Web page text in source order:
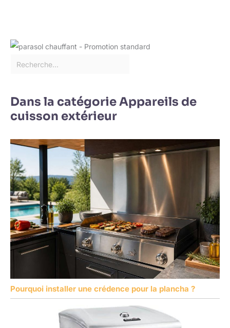
Dans la catégorie Appareils de
cuisson extérieur
Pourquoi installer une crédence pour la plancha ?